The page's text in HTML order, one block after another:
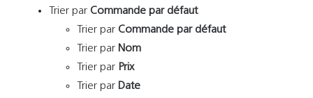
Trier par Commande par défaut
Trier par Commande par défaut
Trier par Nom
Trier par Prix
Trier par Date